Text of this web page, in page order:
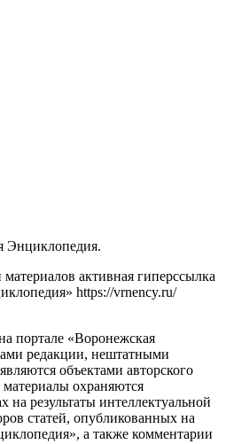
Энциклопедия.
активная гиперссылка
https://vrnency.ru/
портале «Воронежская
редакции, нештатными
объектами авторского
охраняются
на результаты интеллектуальной
статей, опубликованных на
а также комментарии